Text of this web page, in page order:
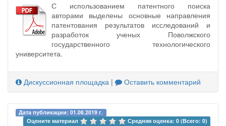
С использованием патентного поиска
авторами выделены основные направления
патентования результатов исследований и
разработок ученых Поволжского
государственного технологического
университета.
Дискуссионная площадка | Оставить комментарий
Дата публикации: 01.08.2019 г.
Оцените материал
Средняя оценка: 0 (Всего: 0)